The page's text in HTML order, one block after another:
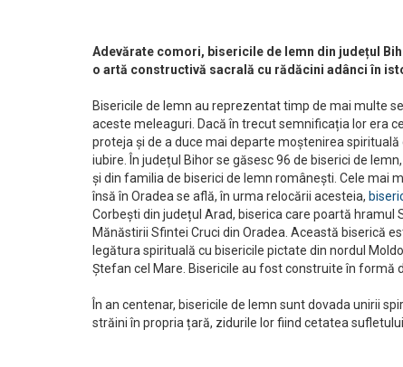
Adevărate comori, bisericile de lemn din județul
o artă constructivă sacrală cu rădăcini adânci în
Bisericile de lemn au reprezentat timp de mai multe
aceste meleaguri. Dacă în trecut semnificația lor era
proteja și de a duce mai departe moștenirea
iubire. În județul Bihor se găsesc 96 de biserici de
și din familia de biserici de lemn românești. Cele mai
însă în Oradea se află, în urma relocării acesteia,
Corbești din județul Arad, biserica care poartă
Mănăstirii Sfintei Cruci din Oradea. Această biserică
legătura spirituală cu bisericile pictate din nordul
Ștefan cel Mare. Bisericile au fost construite în formă
În an centenar, bisericile de lemn sunt dovada unirii
străini în propria țară, zidurile lor fiind cetatea